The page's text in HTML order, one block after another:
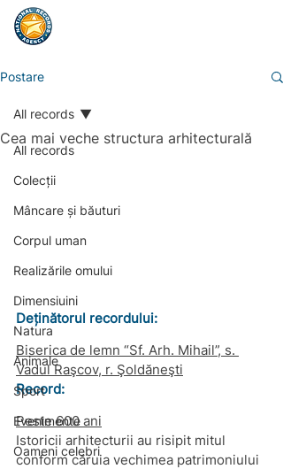
Postare
All records
Colecții
Mâncare și băuturi
Corpul uman
Realizările omului
Dimensiuini
Natura
Animale
Sport
Evenimente
Oameni celebri
All records
Cea mai veche structura arhitecturală
Deținătorul recordului:
Biserica de lemn “Sf. Arh. Mihail”, s.
Vadul Raşcov, r. Şoldăneşti
Record:
Peste 600 ani
Istoricii arhitecturii au risipit mitul
conform căruia vechimea patrimoniului